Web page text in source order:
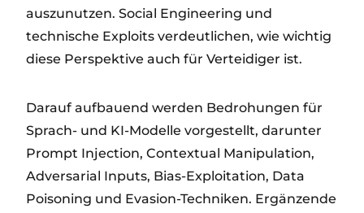
auszunutzen. Social Engineering und
technische Exploits verdeutlichen, wie wichtig
diese Perspektive auch für Verteidiger ist.
Darauf aufbauend werden Bedrohungen für
Sprach- und KI-Modelle vorgestellt, darunter
Prompt Injection, Contextual Manipulation,
Adversarial Inputs, Bias-Exploitation, Data
Poisoning und Evasion-Techniken. Ergänzende